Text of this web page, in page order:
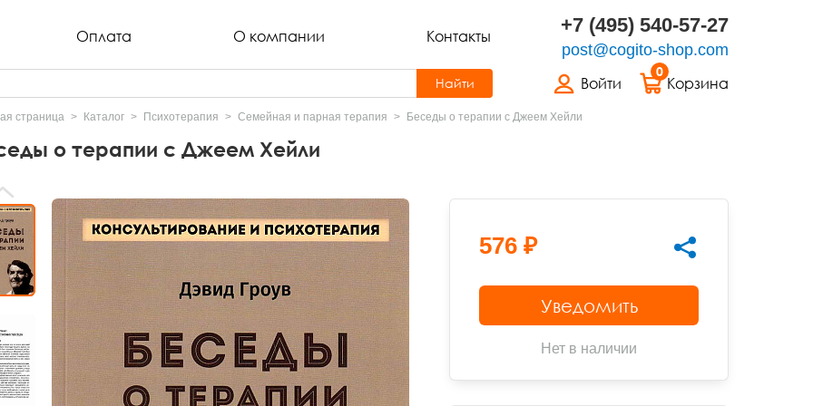
Оплата О компании Контакты +7 (495) 540-57-27
post@cogito-shop.com
Войти
0
Корзина
Найти
страница Каталог Психотерапия Семейная и парная терапия Беседы о терапии с Джеем Хейли
о терапии с Джеем Хейли
576 ₽
Уведомить
Нет в наличии